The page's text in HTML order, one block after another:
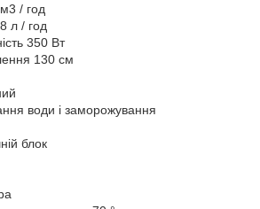
/ год
л / год
350 Вт
130 см
води і заморожування
блок